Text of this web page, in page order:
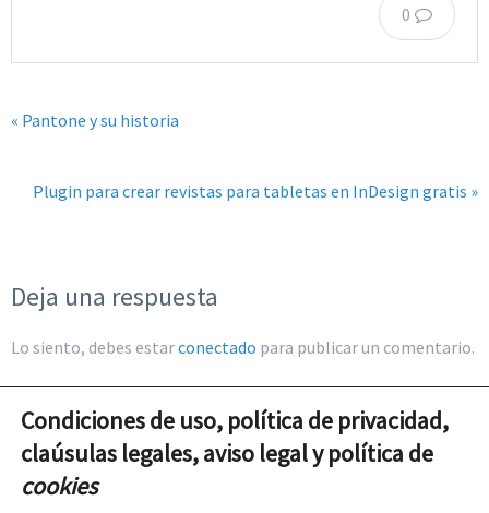
0
« Pantone y su historia
Plugin para crear revistas para tabletas en InDesign gratis »
Deja una respuesta
Lo siento, debes estarconectado para publicar un comentario.
Condiciones de uso, política de privacidad,
claúsulas legales, aviso legal y política de
cookies